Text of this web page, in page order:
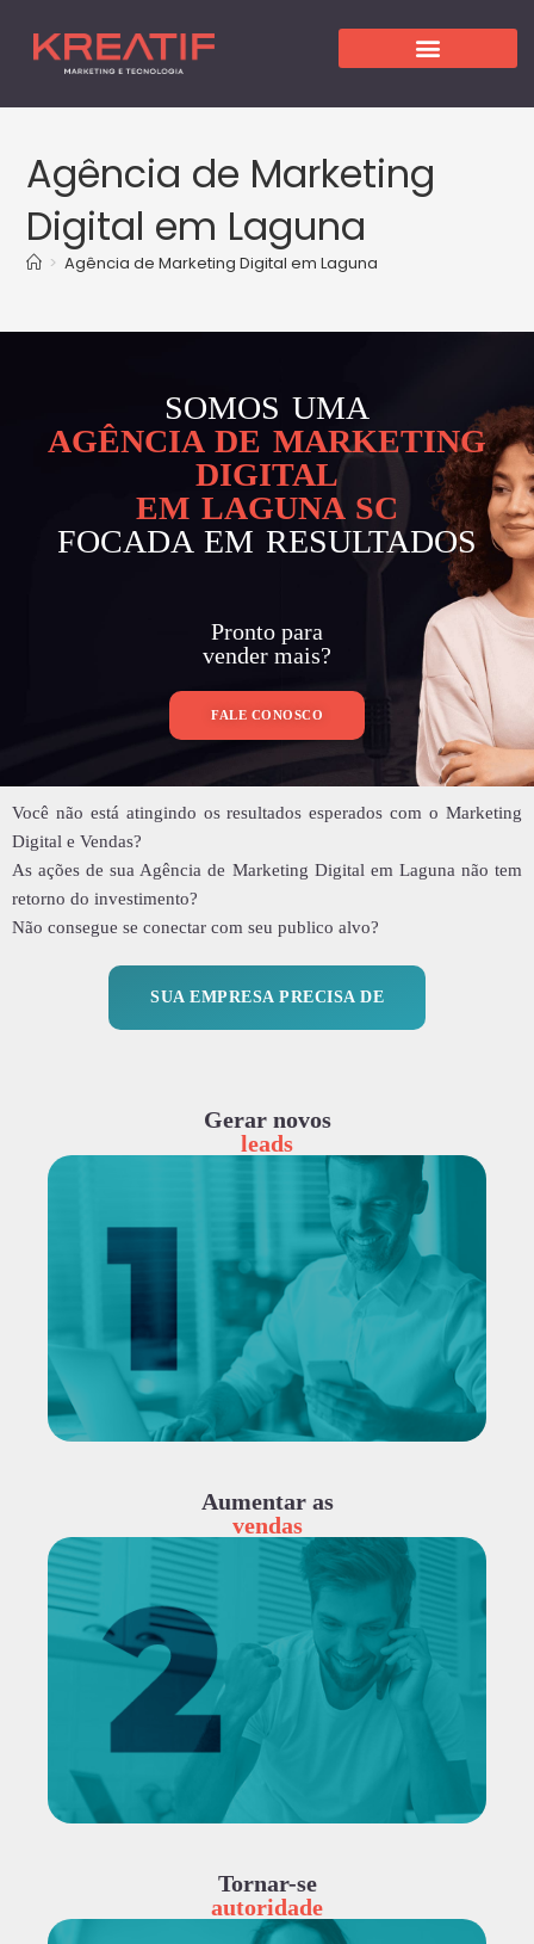
Agência de Marketing
Digital em Laguna
> Agência de Marketing Digital em Laguna
SOMOS UMA
AGÊNCIA DE MARKETING
DIGITAL
EM LAGUNA SC
FOCADA EM RESULTADOS
Pronto para
vender mais?
FALE CONOSCO
Você não está atingindo os resultados esperados com o Marketing
Digital e Vendas?
As ações de sua Agência de Marketing Digital em Laguna não tem
retorno do investimento?
Não consegue se conectar com seu publico alvo?
SUA EMPRESA PRECISA DE
Gerar novos
leads
Aumentar as
vendas
Tornar-se
autoridade